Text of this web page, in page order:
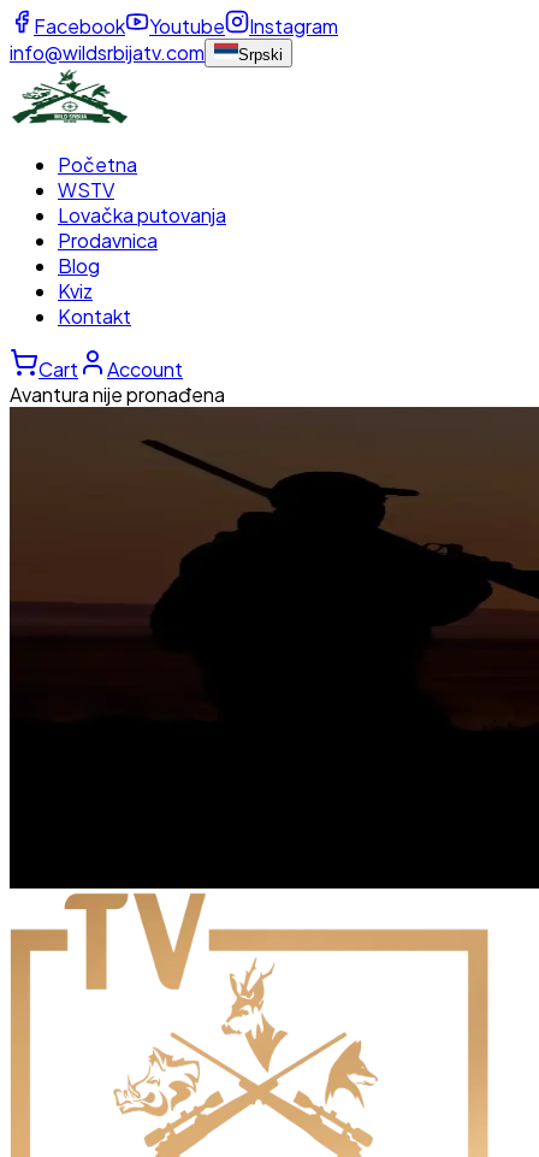
Facebook Youtube
Instagram
info@wildsrbijatv.com
Srpski
Početna
WSTV
Lovačka putovanja
Prodavnica
Blog
Kviz
Kontakt
Cart
Account
Avantura nije pronađena